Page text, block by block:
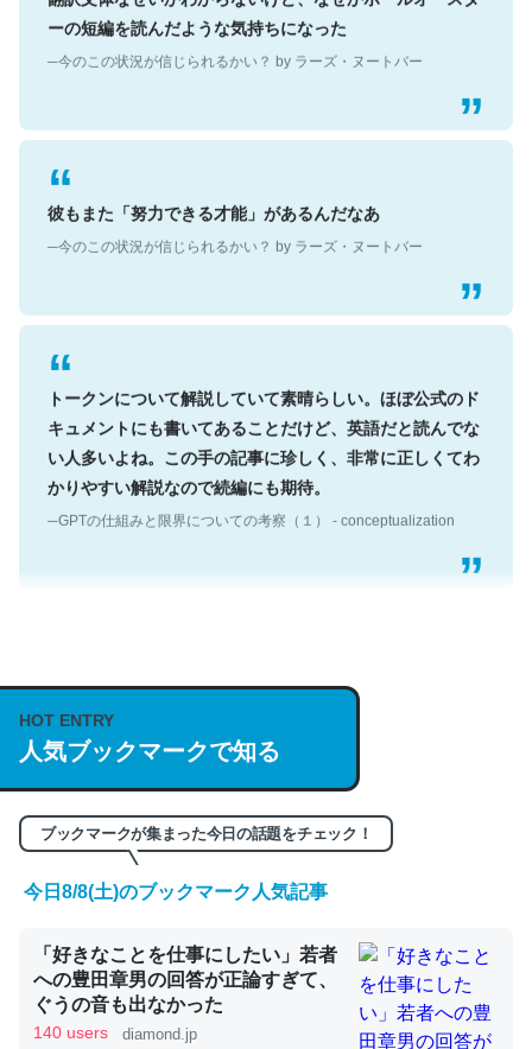
ーの短編を読んだような気持ちになった
─今のこの状況が信じられるかい？ by ラーズ・ヌートバー
彼もまた「努力できる才能」があるんだなあ
─今のこの状況が信じられるかい？ by ラーズ・ヌートバー
トークンについて解説していて素晴らしい。ほぼ公式のド
キュメントにも書いてあることだけど、英語だと読んでな
い人多いよね。この手の記事に珍しく、非常に正しくてわ
かりやすい解説なので続編にも期待。
─GPTの仕組みと限界についての考察（１） - conceptualization
説してる記事が少ないので貴重な良記事。/続編来た
https://isobe324649.hatenablog.com/entry/2023/03/27
/064121
─GPTの仕組みと限界についての考察（１） - conceptualization
くらい。小説でいう「ずっと前の伏線」は回収されないけ
ど、短期記憶というには多い分量。進化すればするほど分
かりやすく強くなりそう
HOT ENTRY
人気ブックマークで知る
ブックマークが集まった今日の話題をチェック！
今日8/8(土)のブックマーク人気記事
「好きなことを仕事にしたい」若者
への豊田章男の回答が正論すぎて、
ぐうの音も出なかった
140 users diamond.jp